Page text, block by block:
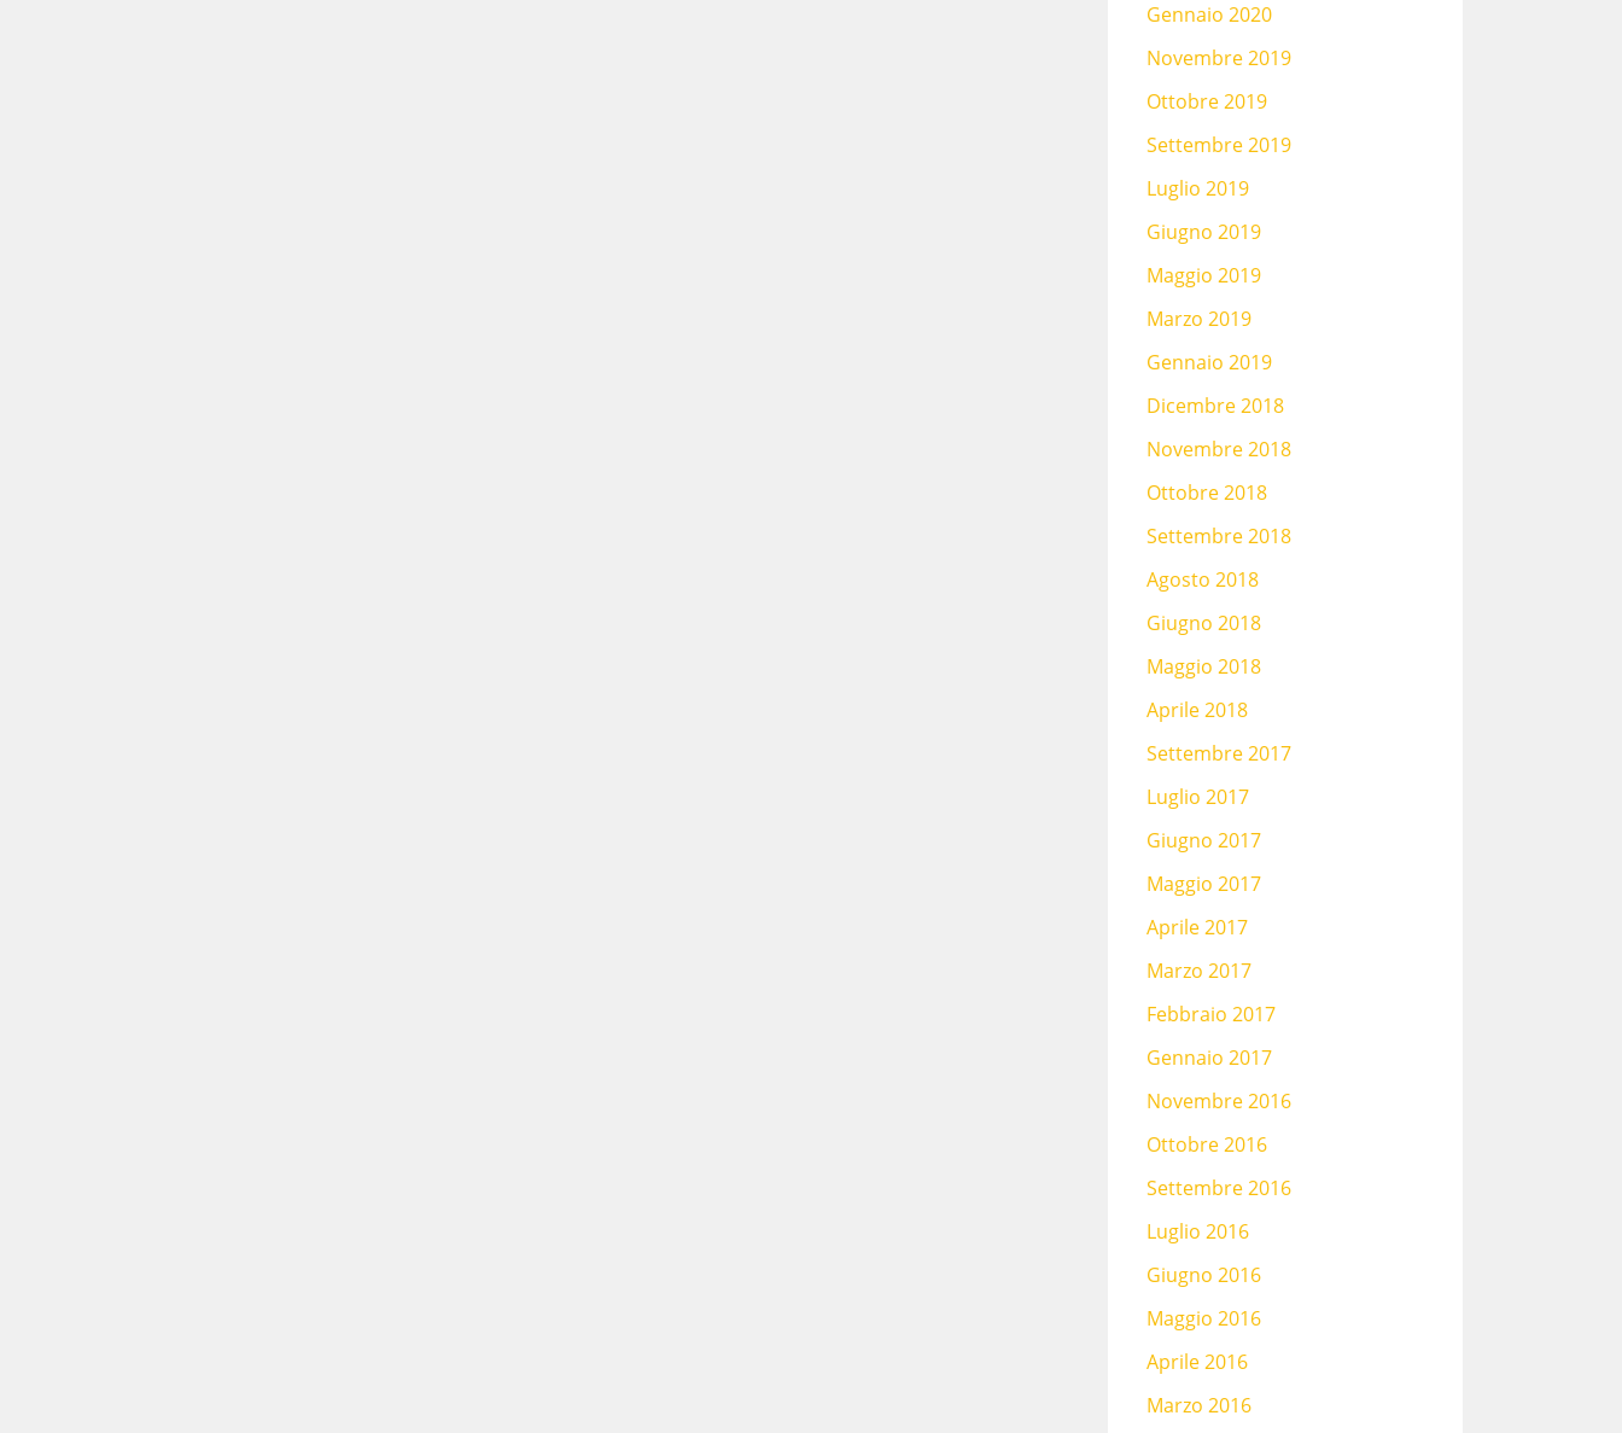
Gennaio 2020
Novembre 2019
Ottobre 2019
Settembre 2019
Luglio 2019
Giugno 2019
Maggio 2019
Marzo 2019
Gennaio 2019
Dicembre 2018
Novembre 2018
Ottobre 2018
Settembre 2018
Agosto 2018
Giugno 2018
Maggio 2018
Aprile 2018
Settembre 2017
Luglio 2017
Giugno 2017
Maggio 2017
Aprile 2017
Marzo 2017
Febbraio 2017
Gennaio 2017
Novembre 2016
Ottobre 2016
Settembre 2016
Luglio 2016
Giugno 2016
Maggio 2016
Aprile 2016
Marzo 2016